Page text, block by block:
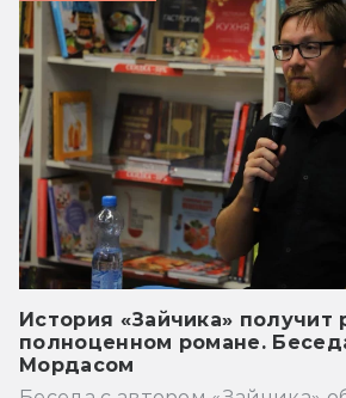
История «Зайчика» получит
полноценном романе.
Мордасом